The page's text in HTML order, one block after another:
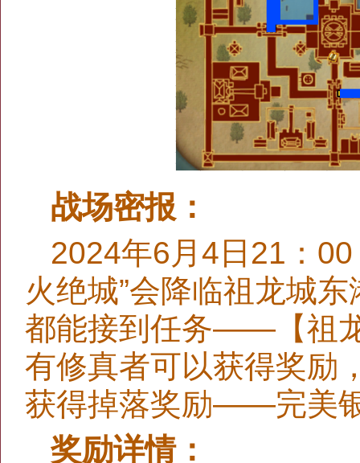
战场密报：
2024年6月4日21：
火绝城”会降临祖龙城
都能接到任务——【祖
有修真者可以获得奖励
获得掉落奖励——完美
奖励详情：